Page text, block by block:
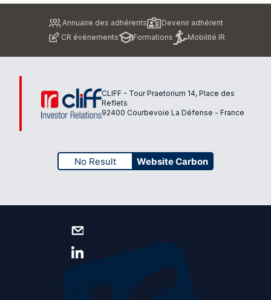
Annuaire des adhérents
Devenir adhérent
CR événements
Formations Mobilité IR
CLIFF - Tour Praetorium 14, Place des
Reflets
92400 Courbevoie La Défense - France
No Result Website Carbon